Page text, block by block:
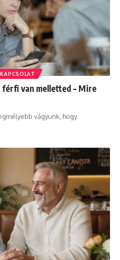
férfi van melletted – Mire
vágyunk, hogy